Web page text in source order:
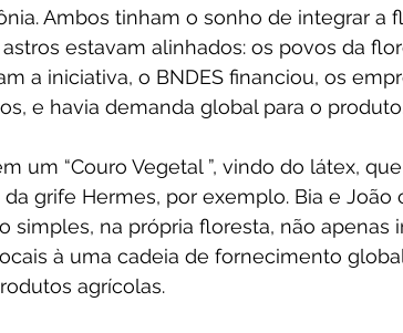
Ambos tinham o sonho de integrar a
estavam alinhados: os povos da
a iniciativa, o BNDES financiou, os
e havia demanda global para o
um “Couro Vegetal ”, vindo do látex,
grife Hermes, por exemplo. Bia e João
simples, na própria floresta, não apenas
à uma cadeia de fornecimento
agrícolas.